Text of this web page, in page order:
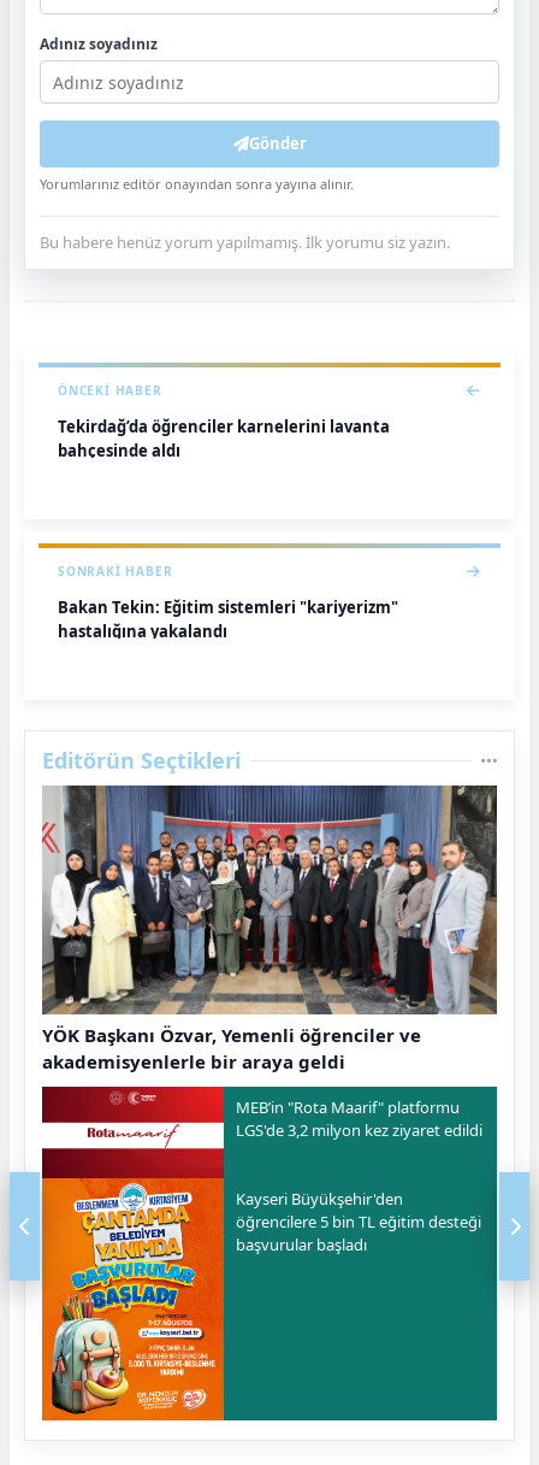
Adınız soyadınız
Gönder
Yorumlarınız editör onayından sonra yayına alınır.
Bu habere henüz yorum yapılmamış. İlk yorumu siz yazın.
ÖNCEKI HABER
Tekirdağ’da öğrenciler karnelerini lavanta
bahçesinde aldı
SONRAKI HABER
Bakan Tekin: Eğitim sistemleri "kariyerizm"
hastalığına yakalandı
Editörün Seçtikleri
YÖK Başkanı Özvar, Yemenli öğrenciler ve
akademisyenlerle bir araya geldi
MEB’in "Rota Maarif" platformu
LGS'de 3,2 milyon kez ziyaret edildi
Kayseri Büyükşehir'den
öğrencilere 5 bin TL eğitim desteği
başvurular başladı